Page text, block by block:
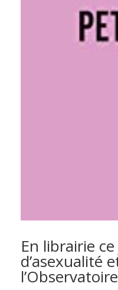
En librairie
d’asexualité